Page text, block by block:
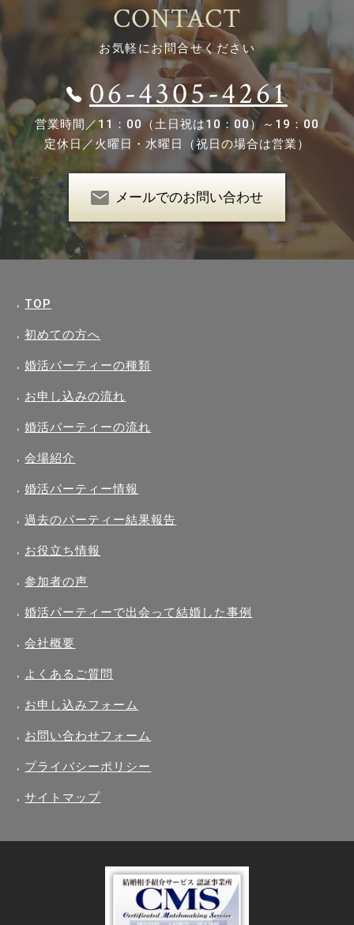
CONTACT
お気軽にお問合せください
06-4305-4261
営業時間／11：00（土日祝は10：00）～19：00
定休日／火曜日・水曜日（祝日の場合は営業）
メールでのお問い合わせ
TOP
初めての方へ
婚活パーティーの種類
お申し込みの流れ
婚活パーティーの流れ
会場紹介
婚活パーティー情報
過去のパーティー結果報告
お役立ち情報
参加者の声
婚活パーティーで出会って結婚した事例
会社概要
よくあるご質問
お申し込みフォーム
お問い合わせフォーム
プライバシーポリシー
サイトマップ